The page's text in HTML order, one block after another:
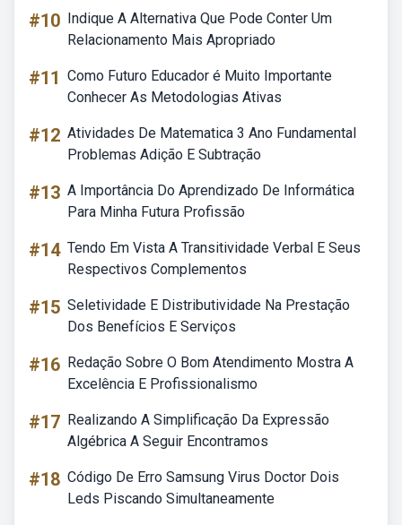
#10 Indique A Alternativa Que Pode Conter Um
Relacionamento Mais Apropriado
#11 Como Futuro Educador é Muito Importante
Conhecer As Metodologias Ativas
#12 Atividades De Matematica 3 Ano Fundamental
Problemas Adição E Subtração
#13 A Importância Do Aprendizado De Informática
Para Minha Futura Profissão
#14 Tendo Em Vista A Transitividade Verbal E Seus
Respectivos Complementos
#15 Seletividade E Distributividade Na Prestação
Dos Benefícios E Serviços
#16 Redação Sobre O Bom Atendimento Mostra A
Excelência E Profissionalismo
#17 Realizando A Simplificação Da Expressão
Algébrica A Seguir Encontramos
#18 Código De Erro Samsung Virus Doctor Dois
Leds Piscando Simultaneamente